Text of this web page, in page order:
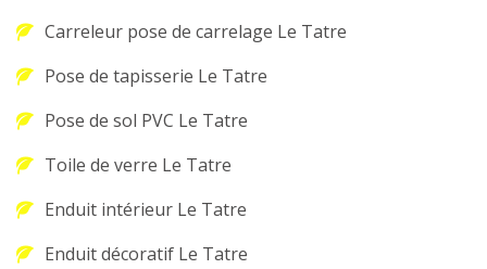
Carreleur pose de carrelage Le Tatre
Pose de tapisserie Le Tatre
Pose de sol PVC Le Tatre
Toile de verre Le Tatre
Enduit intérieur Le Tatre
Enduit décoratif Le Tatre